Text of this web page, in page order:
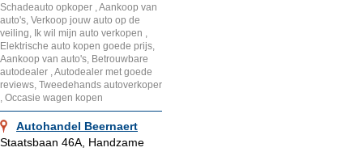
Schadeauto opkoper , Aankoop van
auto's, Verkoop jouw auto op de
veiling, Ik wil mijn auto verkopen ,
Elektrische auto kopen goede prijs,
Aankoop van auto's, Betrouwbare
autodealer , Autodealer met goede
reviews, Tweedehands autoverkoper
, Occasie wagen kopen
Autohandel Beernaert
Staatsbaan 46A, Handzame